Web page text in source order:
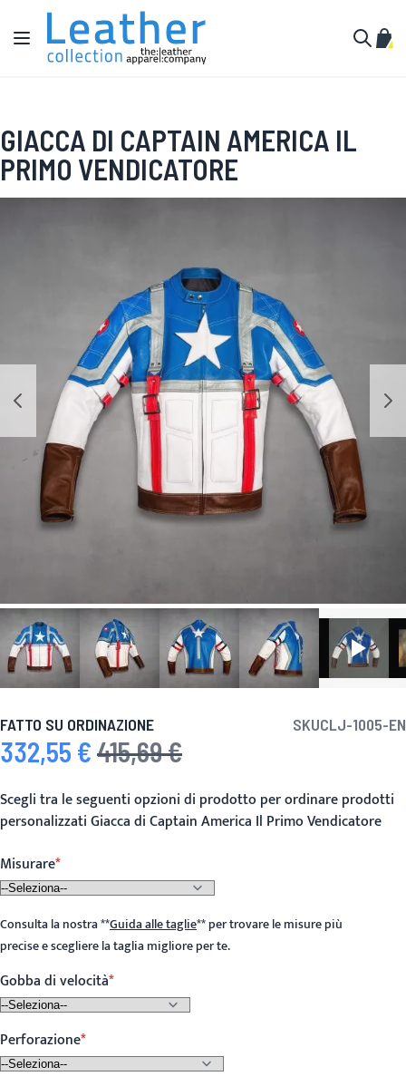
Salta al contenuto
Toggle Nav
GIACCA DI CAPTAIN AMERICA IL
PRIMO VENDICATORE
FATTO SU ORDINAZIONE SKUCLJ-1005-EN
Prezzo speciale
332,55 € Prezzo predefinito
415,69 €
Scegli tra le seguenti opzioni di prodotto per ordinare prodotti
personalizzati Giacca di Captain America Il Primo Vendicatore
Misurare
Consulta la nostra**Guida alle taglie**per trovare le misure più
precise e scegliere la taglia migliore per te.
Gobba di velocità
Perforazione